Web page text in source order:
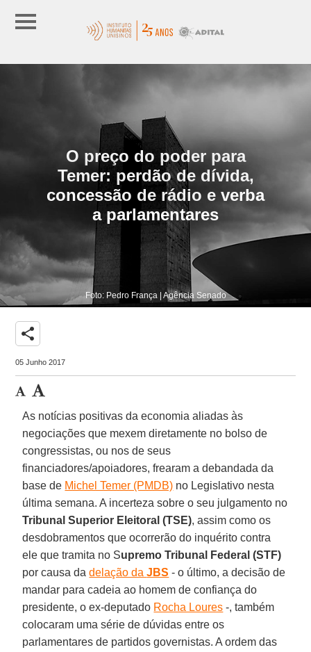
O preço do poder para
Temer: perdão de dívida,
concessão de rádio e verba
a parlamentares
Foto: Pedro França | Agência Senado
share
05 Junho 2017
As notícias positivas da economia aliadas às
negociações que mexem diretamente no bolso de
congressistas, ou nos de seus
financiadores/apoiadores, frearam a debandada da
base de Michel Temer (PMDB) no Legislativo nesta
última semana. A incerteza sobre o seu julgamento no
Tribunal Superior Eleitoral (TSE), assim como os
desdobramentos que ocorrerão do inquérito contra
ele que tramita no Supremo Tribunal Federal (STF)
por causa dadelação daJBS - o último, a decisão de
mandar para cadeia ao homem de confiança do
presidente, o ex-deputado Rocha Loures -, também
colocaram uma série de dúvidas entre os
parlamentares de partidos governistas. A ordem das